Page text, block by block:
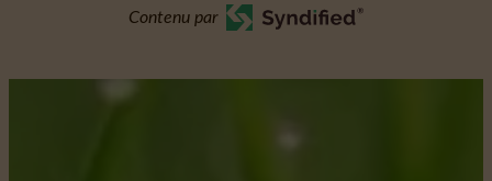
Contenu par